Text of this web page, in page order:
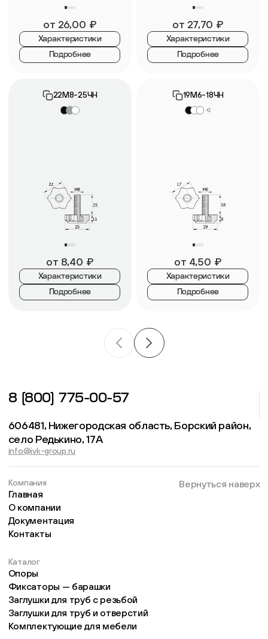
от 26,00 ₽
Характеристики
Подробнее
от 27,70 ₽
Характеристики
Подробнее
22М8-25ЧН
от 8,40 ₽
Характеристики
Подробнее
19М6-18ЧН
+2
от 4,50 ₽
Характеристики
Подробнее
8 (800) 775-00-57
606481, Нижегородская область, Борский район,
село Редькино, 17А
info@ivk-group.ru
Компания
Главная
О компании
Документация
Контакты
Каталог
Опоры
Фиксаторы — барашки
Заглушки для труб с резьбой
Заглушки для труб и отверстий
Комплектующие для мебели
Вернуться наверх